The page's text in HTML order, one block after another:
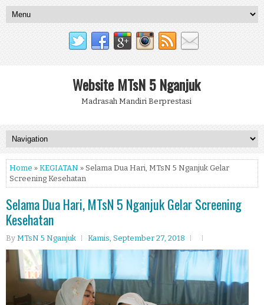
Website MTsN 5 Nganjuk
Madrasah Mandiri Berprestasi
Home » KEGIATAN » Selama Dua Hari, MTsN 5 Nganjuk Gelar
Screening Kesehatan
Selama Dua Hari, MTsN 5 Nganjuk Gelar Screening
Kesehatan
By MTsN 5 Nganjuk Kamis, September 27, 2018